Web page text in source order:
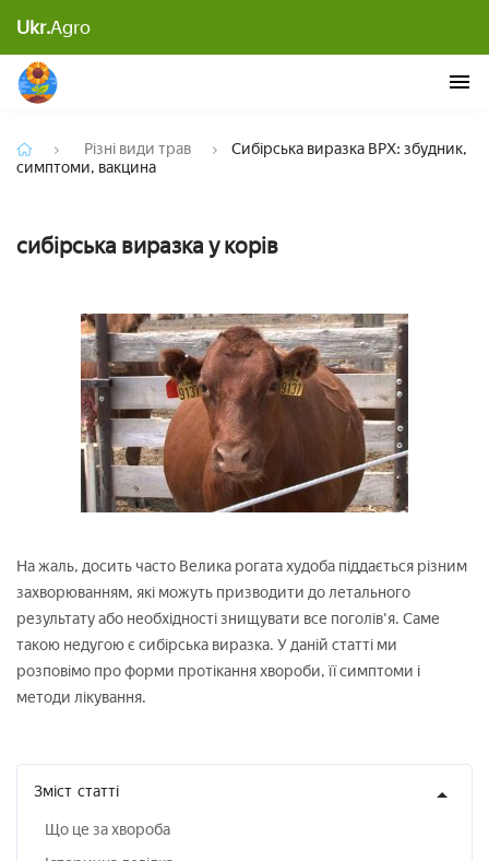
Ukr.Agroвакцина
Різні види трав
Сибірська виразка ВРХ: збудник,
симптоми, вакцина
сибірська виразка у корів
На жаль, досить часто Велика рогата худоба піддається різним
захворюванням, які можуть призводити до летального
результату або необхідності знищувати все поголів'я. Саме
такою недугою є сибірська виразка. У даній статті ми
розповімо про форми протікання хвороби, її симптоми і
методи лікування.
Зміст статті
Що це за хвороба